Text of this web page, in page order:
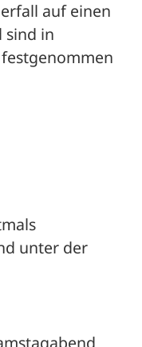
auf einen
sind in
unter der